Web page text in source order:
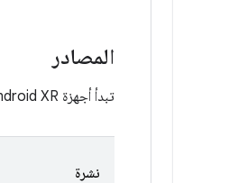
المصادر
تبدأ أجهزة Android XR في تلقّي تحديثات عبر اتصال لاسلكي في الشهر نفسه الذي يتم فيه إصدار النشرة.
نشرة